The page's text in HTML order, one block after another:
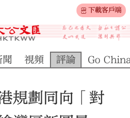
下載客戶端
聞 視頻 評論 Go
規劃同向「對